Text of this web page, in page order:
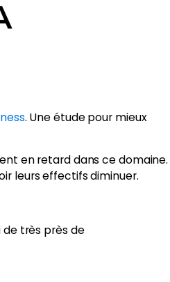
. Une étude pour mieux
en retard dans ce domaine.
leurs effectifs diminuer.
de très près de